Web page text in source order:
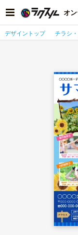
オ
デザイントップ チラシ